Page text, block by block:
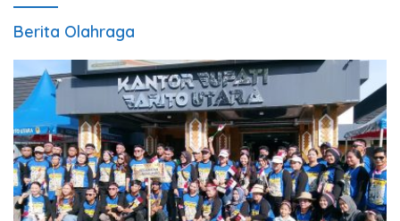
Berita Olahraga